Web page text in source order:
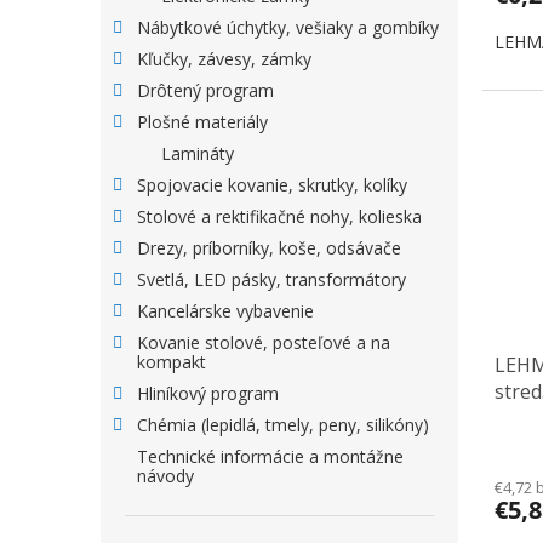
Nábytkové úchytky, vešiaky a gombíky
Kľučky, závesy, zámky
Drôtený program
Plošné materiály
Lamináty
Spojovacie kovanie, skrutky, kolíky
Stolové a rektifikačné nohy, kolieska
Drezy, príborníky, koše, odsávače
Svetlá, LED pásky, transformátory
Kancelárske vybavenie
Kovanie stolové, posteľové a na
kompakt
Hliníkový program
Chémia (lepidlá, tmely, peny, silikóny)
Technické informácie a montážne
návody
€4,72